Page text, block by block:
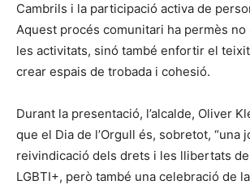
Cambrils i la participació activa de
Aquest procés comunitari ha permès
les activitats, sinó també enfortir el
crear espais de trobada i cohesió.
Durant la presentació, l’alcalde, Oliver
que el Dia de l’Orgull és, sobretot, “una
reivindicació dels drets i les llibertats
LGBTI+, però també una celebració de